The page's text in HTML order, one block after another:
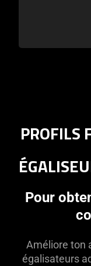
PROFILS
Pour
Améliore ton
égalisateurs